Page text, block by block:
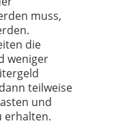
muss,
die
weniger
teilweise
und
erhalten.